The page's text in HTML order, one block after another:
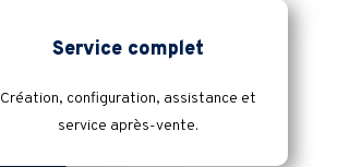
Service complet
Création, configuration, assistance et
service après-vente.